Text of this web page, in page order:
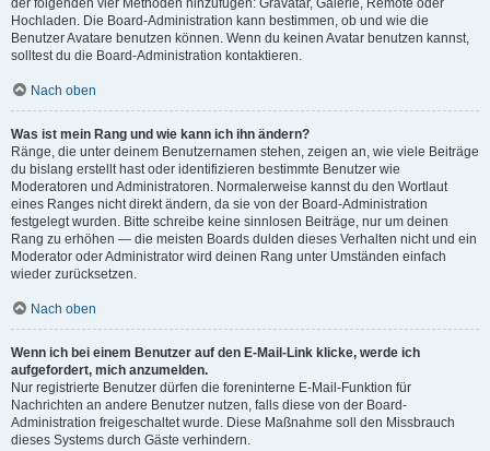
der folgenden vier Methoden hinzufügen: Gravatar, Galerie, Remote oder
Hochladen. Die Board-Administration kann bestimmen, ob und wie die
Benutzer Avatare benutzen können. Wenn du keinen Avatar benutzen kannst,
solltest du die Board-Administration kontaktieren.
Nach oben
Was ist mein Rang und wie kann ich ihn ändern?
Ränge, die unter deinem Benutzernamen stehen, zeigen an, wie viele Beiträge
du bislang erstellt hast oder identifizieren bestimmte Benutzer wie
Moderatoren und Administratoren. Normalerweise kannst du den Wortlaut
eines Ranges nicht direkt ändern, da sie von der Board-Administration
festgelegt wurden. Bitte schreibe keine sinnlosen Beiträge, nur um deinen
Rang zu erhöhen — die meisten Boards dulden dieses Verhalten nicht und ein
Moderator oder Administrator wird deinen Rang unter Umständen einfach
wieder zurücksetzen.
Nach oben
Wenn ich bei einem Benutzer auf den E-Mail-Link klicke, werde ich
aufgefordert, mich anzumelden.
Nur registrierte Benutzer dürfen die foreninterne E-Mail-Funktion für
Nachrichten an andere Benutzer nutzen, falls diese von der Board-
Administration freigeschaltet wurde. Diese Maßnahme soll den Missbrauch
dieses Systems durch Gäste verhindern.